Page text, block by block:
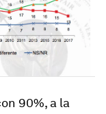
90%, a la